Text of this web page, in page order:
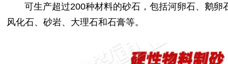
可生产超过200种材料的砂石，包括河卵石、鹅卵
风化石、砂岩、大理石和石膏等。